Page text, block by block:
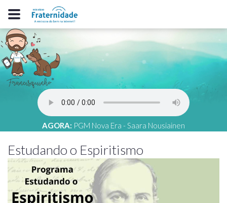
AGORA: PGM Nova Era - Saara Nousiainen
Estudando o Espiritismo